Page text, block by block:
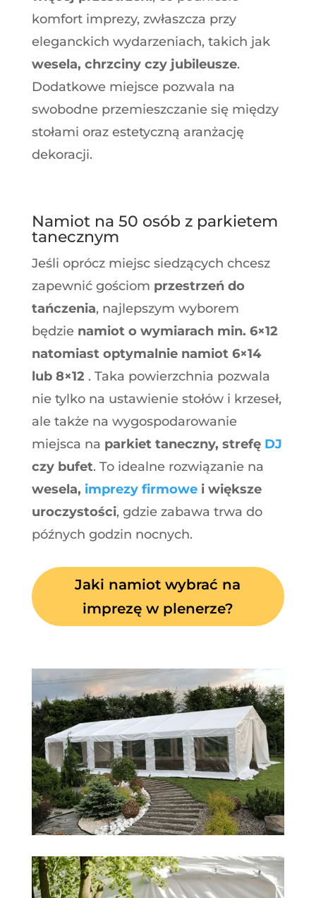
komfort imprezy, zwłaszcza przy
eleganckich wydarzeniach, takich jak
wesela, chrzciny czy jubileusze.
Dodatkowe miejsce pozwala na
swobodne przemieszczanie się między
stołami oraz estetyczną aranżację
dekoracji.
Namiot na 50 osób z parkietem
tanecznym
Jeśli oprócz miejsc siedzących chcesz
zapewnić gościom przestrzeń do
tańczenia, najlepszym wyborem
będzie namiot o wymiarach min. 6×12
natomiast optymalnie namiot 6×14
lub 8×12 . Taka powierzchnia pozwala
nie tylko na ustawienie stołów i krzeseł,
ale także na wygospodarowanie
miejsca na parkiet taneczny, strefę DJ
czy bufet. To idealne rozwiązanie na
wesela, imprezy firmowei większe
uroczystości, gdzie zabawa trwa do
późnych godzin nocnych.
Jaki namiot wybrać na
imprezę w plenerze?